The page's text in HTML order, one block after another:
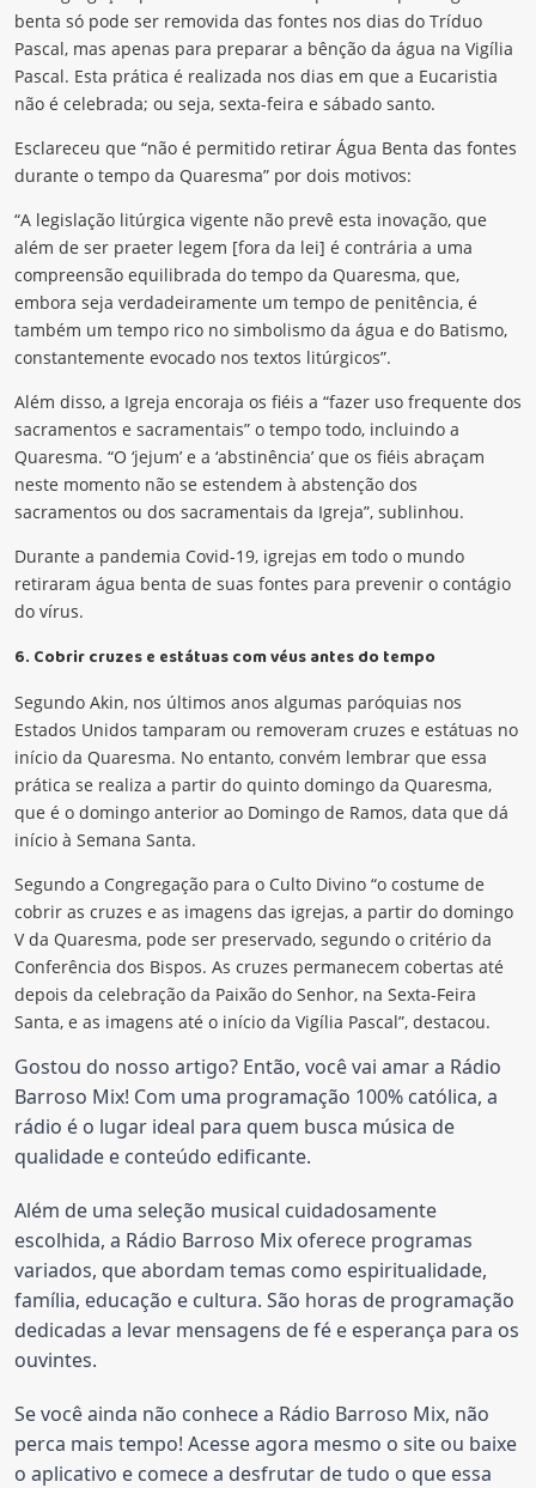
benta só pode ser removida das fontes nos dias do Tríduo
Pascal, mas apenas para preparar a bênção da água na Vigília
Pascal. Esta prática é realizada nos dias em que a Eucaristia
não é celebrada; ou seja, sexta-feira e sábado santo.
Esclareceu que “não é permitido retirar Água Benta das fontes
durante o tempo da Quaresma” por dois motivos:
“A legislação litúrgica vigente não prevê esta inovação, que
além de ser praeter legem [fora da lei] é contrária a uma
compreensão equilibrada do tempo da Quaresma, que,
embora seja verdadeiramente um tempo de penitência, é
também um tempo rico no simbolismo da água e do Batismo,
constantemente evocado nos textos litúrgicos”.
Além disso, a Igreja encoraja os fiéis a “fazer uso frequente dos
sacramentos e sacramentais” o tempo todo, incluindo a
Quaresma. “O ‘jejum’ e a ‘abstinência’ que os fiéis abraçam
neste momento não se estendem à abstenção dos
sacramentos ou dos sacramentais da Igreja”, sublinhou.
Durante a pandemia Covid-19, igrejas em todo o mundo
retiraram água benta de suas fontes para prevenir o contágio
do vírus.
6. Cobrir cruzes e estátuas com véus antes do tempo
Segundo Akin, nos últimos anos algumas paróquias nos
Estados Unidos tamparam ou removeram cruzes e estátuas no
início da Quaresma. No entanto, convém lembrar que essa
prática se realiza a partir do quinto domingo da Quaresma,
que é o domingo anterior ao Domingo de Ramos, data que dá
início à Semana Santa.
Segundo a Congregação para o Culto Divino “o costume de
cobrir as cruzes e as imagens das igrejas, a partir do domingo
V da Quaresma, pode ser preservado, segundo o critério da
Conferência dos Bispos. As cruzes permanecem cobertas até
depois da celebração da Paixão do Senhor, na Sexta-Feira
Santa, e as imagens até o início da Vigília Pascal”, destacou.
Gostou do nosso artigo? Então, você vai amar a Rádio
Barroso Mix! Com uma programação 100% católica, a
rádio é o lugar ideal para quem busca música de
qualidade e conteúdo edificante.
Além de uma seleção musical cuidadosamente
escolhida, a Rádio Barroso Mix oferece programas
variados, que abordam temas como espiritualidade,
família, educação e cultura. São horas de programação
dedicadas a levar mensagens de fé e esperança para os
ouvintes.
Se você ainda não conhece a Rádio Barroso Mix, não
perca mais tempo! Acesse agora mesmo o site ou baixe
o aplicativo e comece a desfrutar de tudo o que essa